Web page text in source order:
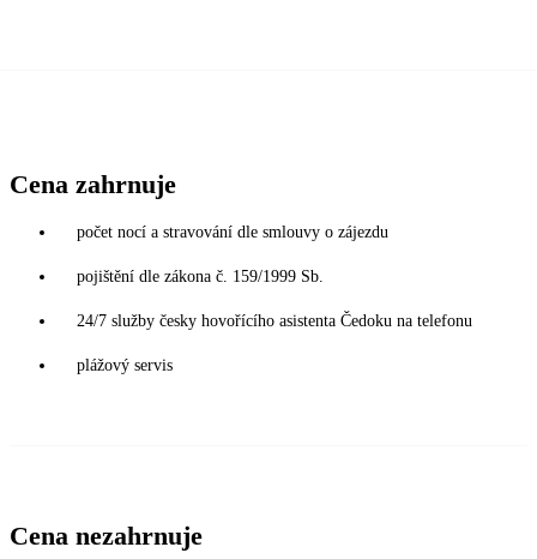
Cena zahrnuje
počet nocí a stravování dle smlouvy o zájezdu
pojištění dle zákona č. 159/1999 Sb.
24/7 služby česky hovořícího asistenta Čedoku na telefonu
plážový servis
Cena nezahrnuje